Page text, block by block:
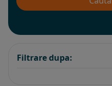
Filtrare dupa: